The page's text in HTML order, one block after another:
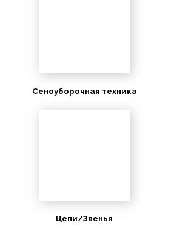
Сеноуборочная техника
Цепи/Звенья